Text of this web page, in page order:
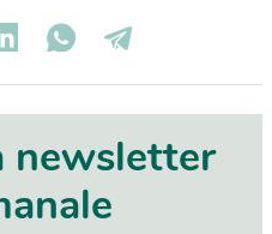
newsletter